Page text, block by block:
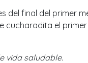
del final del primer
cucharadita el
vida saludable.